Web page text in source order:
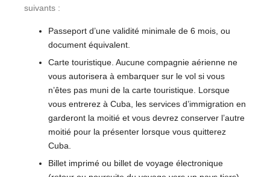
suivants :
Passeport d’une validité minimale de 6 mois, ou
document équivalent.
Carte touristique. Aucune compagnie aérienne ne
vous autorisera à embarquer sur le vol si vous
n’êtes pas muni de la carte touristique. Lorsque
vous entrerez à Cuba, les services d’immigration en
garderont la moitié et vous devrez conserver l’autre
moitié pour la présenter lorsque vous quitterez
Cuba.
Billet imprimé ou billet de voyage électronique